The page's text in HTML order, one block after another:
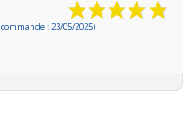
: 23/05/2025)